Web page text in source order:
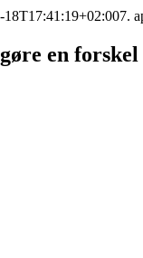
18T17:41:19+02:007.
en